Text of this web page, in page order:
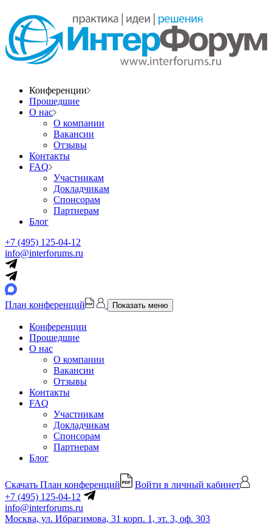
Конференции
Прошедшие
О нас
О компании
Вакансии
Отзывы
Контакты
FAQ
Участникам
Докладчикам
Спонсорам
Партнерам
Блог
+7 (495) 125-04-12
info@interforums.ru
План конференций Показать меню
Конференции
Прошедшие
О нас
О компании
Вакансии
Отзывы
Контакты
FAQ
Участникам
Докладчикам
Спонсорам
Партнерам
Блог
Скачать План конференций
Войти в личный кабинет
+7 (495) 125-04-12
info@interforums.ru
Москва, ул. Ибрагимова, 31 корп. 1, эт. 3, оф. 303